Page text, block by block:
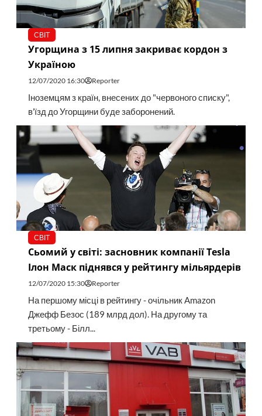
СВІТ
Угорщина з 15 липня закриває кордон з
Україною
12/07/2020 16:30 Reporter
Іноземцям з країн, внесених до "червоного списку",
в'їзд до Угорщини буде заборонений.
СВІТ
Сьомий у світі: засновник компанії Tesla
Ілон Маск піднявся у рейтингу мільярдерів
12/07/2020 15:30 Reporter
На першому місці в рейтингу - очільник Amazon
Джефф Безос (189 млрд дол). На другому та
третьому - Білл...